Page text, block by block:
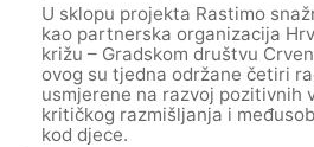
U sklopu projekta Rastimo
kao partnerska organizacija
križu – Gradskom društvu
ovog su tjedna održane četiri
usmjerene na razvoj pozitivnih
kritičkog razmišljanja i
kod djece.